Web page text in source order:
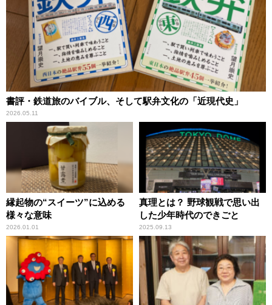
書評・鉄道旅のバイブル、そして駅弁文化の「近現代史」
2026.05.11
縁起物の“スイーツ”に込める
様々な意味
2026.01.01
真理とは？ 野球観戦で思い出
した少年時代のできごと
2025.09.13